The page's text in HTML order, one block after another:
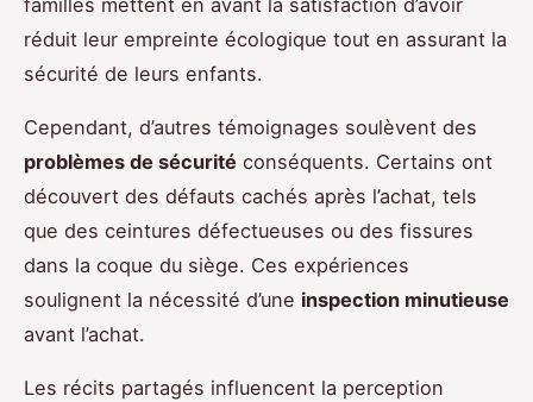
familles mettent en avant la satisfaction d’avoir
réduit leur empreinte écologique tout en assurant la
sécurité de leurs enfants.
Cependant, d’autres témoignages soulèvent des
problèmes de sécurité conséquents. Certains ont
découvert des défauts cachés après l’achat, tels
que des ceintures défectueuses ou des fissures
dans la coque du siège. Ces expériences
soulignent la nécessité d’une inspection minutieuse
avant l’achat.
Les récits partagés influencent la perception